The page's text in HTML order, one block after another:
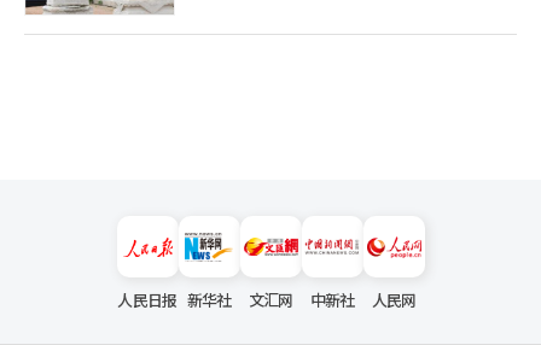
人民日报 新华社 文汇网 中新社 人民网